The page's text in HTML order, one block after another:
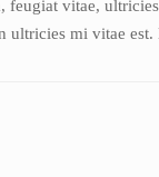
feugiat vitae,
ultricies mi vitae